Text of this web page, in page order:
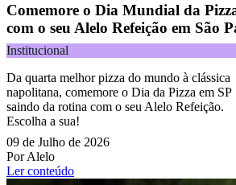
Comemore o Dia Mundial da
com o seu Alelo Refeição em São
Institucional
Da quarta melhor pizza do mundo à clássica
napolitana, comemore o Dia da Pizza em SP
saindo da rotina com o seu Alelo Refeição.
Escolha a sua!
09 de Julho de 2026
Por Alelo
Ler conteúdo